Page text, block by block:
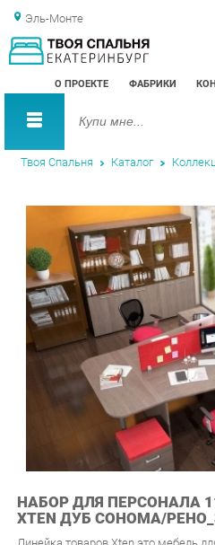
Эль-Монте
О ПРОЕКТЕ ФАБРИКИ
Твоя Спальня Каталог Коллекции
НАБОР ДЛЯ ПЕРСОНАЛА
XTEN ДУБ СОНОМА/
Линейка товаров Xten это мебель для